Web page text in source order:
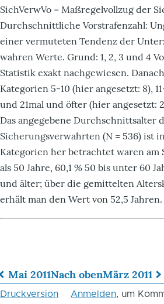
SichVerwVo = Maßregelvollzug der
Durchschnittliche Vorstrafenzahl:
einer vermuteten Tendenz der
wahren Werte. Grund: 1, 2, 3 und 4
Statistik exakt nachgewiesen.
Kategorien 5-10 (hier angesetzt: 8),
und 21mal und öfter (hier angesetzt:
Das angegebene Durchschnittsalter
Sicherungsverwahrten (N = 536) ist
Kategorien her betrachtet waren am
als 50 Jahre, 60,1 % 50 bis unter 60
und älter; über die gemittelten
erhält man den Wert von 52,5 Jahren.
Links
Mai 2011Nach obenMärz 2011
Druckversion Anmelden, um